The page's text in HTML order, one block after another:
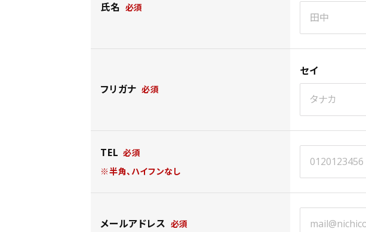
氏名
フリガナ
セイ
TEL
※半角、ハイフンなし
メールアドレス